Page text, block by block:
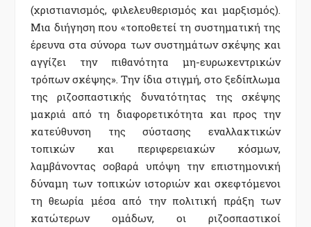
(χριστιανισµός, φιλελευθερισµός και µαρξισµός).
Μια διήγηση που «τοποθετεί τη συστηµατική της
έρευνα στα σύνορα των συστηµάτων σκέψης και
αγγίζει την πιθανότητα µη-ευρωκεντρικών
τρόπων σκέψης». Την ίδια στιγµή, στο ξεδίπλωµα
της ριζοσπαστικής δυνατότητας της σκέψης
µακριά από τη διαφορετικότητα και προς την
κατεύθυνση της σύστασης εναλλακτικών
τοπικών και περιφερειακών κόσµων,
λαµβάνοντας σοβαρά υπόψη την επιστηµονική
δύναµη των τοπικών ιστοριών και σκεφτόµενοι
τη θεωρία µέσα από την πολιτική πράξη των
κατώτερων οµάδων, οι ριζοσπαστικοί